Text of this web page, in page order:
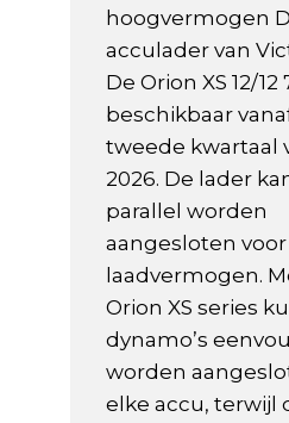
hoogvermogen
acculader van
De Orion XS 12/12
beschikbaar
tweede kwartaal
2026. De lader
parallel worden
aangesloten voor
laadvermogen.
Orion XS series
dynamo’s
worden
elke accu, terwijl